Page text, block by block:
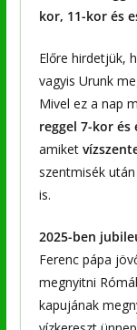
kor, 11-kor és
Előre hirdetjük,
vagyis Urunk
Mivel ez a nap
reggel 7-kor és
amiket
szentmisék
is.
2025-ben
Ferenc pápa
megnyitni
kapujának